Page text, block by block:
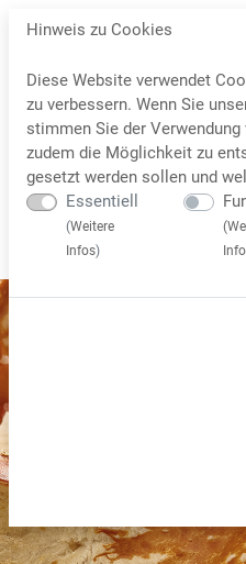
Hinweis zu Cookies
Diese Website verwendet
zu verbessern. Wenn Sie
stimmen Sie der
zudem die Möglichkeit zu
gesetzt werden sollen und
Essentiell
(Weitere
Infos)
(